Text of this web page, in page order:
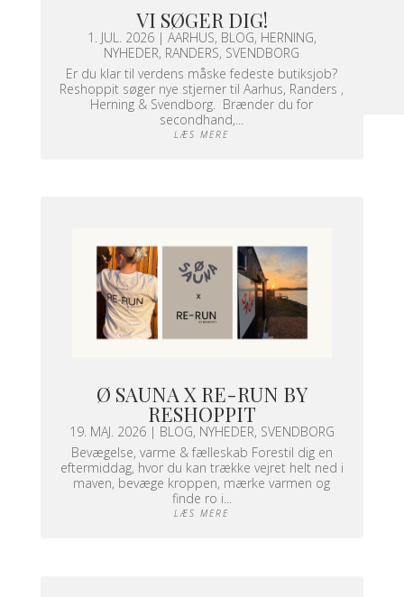
VI SØGER DIG!
1. JUL. 2026| AARHUS, BLOG, HERNING,
NYHEDER, RANDERS, SVENDBORG
Er du klar til verdens måske fedeste butiksjob?
Reshoppit søger nye stjerner til Aarhus, Randers ,
Herning & Svendborg. Brænder du for
secondhand,...
LÆS MERE
Ø SAUNA X RE-RUN BY
RESHOPPIT
19. MAJ. 2026| BLOG, NYHEDER, SVENDBORG
Bevægelse, varme & fælleskab Forestil dig en
eftermiddag, hvor du kan trække vejret helt ned i
maven, bevæge kroppen, mærke varmen og
finde ro i...
LÆS MERE